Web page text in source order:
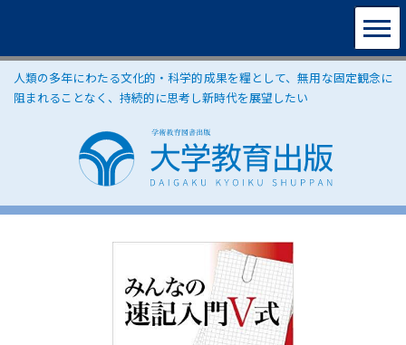
人類の多年にわたる文化的・科学的成果を糧として、無用な固定観念に
阻まれることなく、持続的に思考し新時代を展望したい